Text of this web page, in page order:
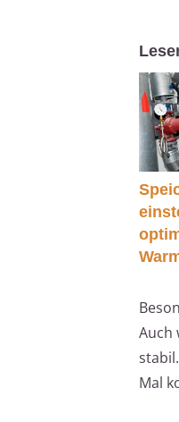
Auch
Mal